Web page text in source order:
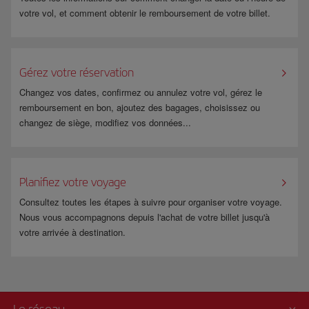
En outre, ils doivent prouver leur statut de résidents aux îles Baléares,
aux îles Canaries, à Ceuta ou à Melilla et voyager entre leur lieu de
Pour plus d'informations, consultez la page de
résidence délivré par la mairie de votre lieu de recensement.
votre vol, et comment obtenir le remboursement de votre billet.
Gérez votre réservation
Changez vos dates, confirmez ou annulez votre vol, gérez le
remboursement en bon, ajoutez des bagages, choisissez ou
changez de siège, modifiez vos données...
Planifiez votre voyage
Consultez toutes les étapes à suivre pour organiser votre voyage.
Nous vous accompagnons depuis l'achat de votre billet jusqu'à
votre arrivée à destination.